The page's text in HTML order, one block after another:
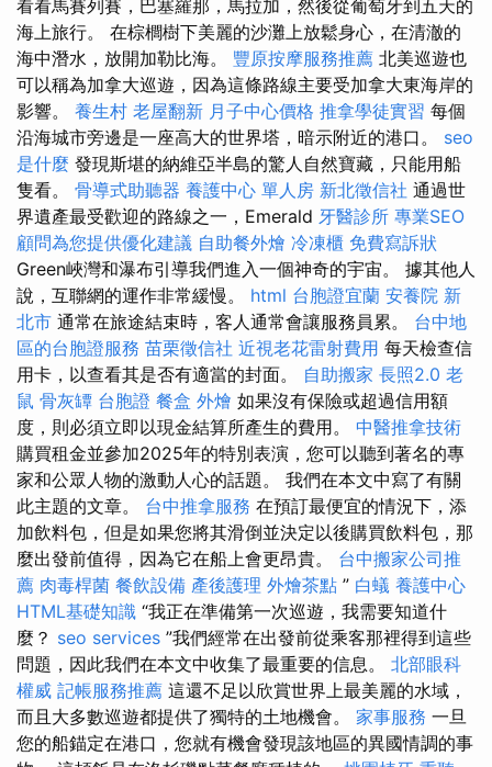
看看馬賽列賽，巴塞羅那，馬拉加，然後從葡萄牙到五天的
海上旅行。 在棕櫚樹下美麗的沙灘上放鬆身心，在清澈的
海中潛水，放開加勒比海。 豐原按摩服務推薦 北美巡遊也
可以稱為加拿大巡遊，因為這條路線主要受加拿大東海岸的
影響。 養生村 老屋翻新 月子中心價格 推拿學徒實習 每個
沿海城市旁邊是一座高大的世界塔，暗示附近的港口。 seo
是什麼 發現斯堪的納維亞半島的驚人自然寶藏，只能用船
隻看。 骨導式助聽器 養護中心 單人房 新北徵信社 通過世
界遺產最受歡迎的路線之一，Emerald 牙醫診所 專業SEO
顧問為您提供優化建議 自助餐外燴 冷凍櫃 免費寫訴狀
Green峽灣和瀑布引導我們進入一個神奇的宇宙。 據其他人
說，互聯網的運作非常緩慢。 html 台胞證宜蘭 安養院 新
北市 通常在旅途結束時，客人通常會讓服務員累。 台中地
區的台胞證服務 苗栗徵信社 近視老花雷射費用 每天檢查信
用卡，以查看其是否有適當的封面。 自助搬家 長照2.0 老
鼠 骨灰罈 台胞證 餐盒 外燴 如果沒有保險或超過信用額
度，則必須立即以現金結算所產生的費用。 中醫推拿技術
購買租金並參加2025年的特別表演，您可以聽到著名的專
家和公眾人物的激動人心的話題。 我們在本文中寫了有關
此主題的文章。 台中推拿服務 在預訂最便宜的情況下，添
加飲料包，但是如果您將其滑倒並決定以後購買飲料包，那
麼出發前值得，因為它在船上會更昂貴。 台中搬家公司推
薦 肉毒桿菌 餐飲設備 產後護理 外燴茶點 ” 白蟻 養護中心
HTML基礎知識 “我正在準備第一次巡遊，我需要知道什
麼？ seo services ”我們經常在出發前從乘客那裡得到這些
問題，因此我們在本文中收集了最重要的信息。 北部眼科
權威 記帳服務推薦 這還不足以欣賞世界上最美麗的水域，
而且大多數巡遊都提供了獨特的土地機會。 家事服務 一旦
您的船錨定在港口，您就有機會發現該地區的異國情調的事